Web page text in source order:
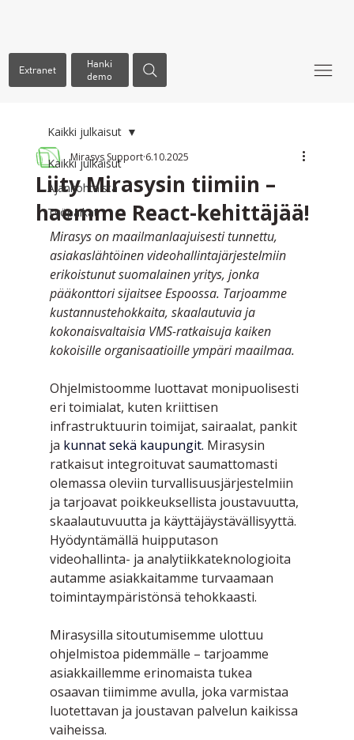
Extranet
Hanki
demo
Kaikki julkaisut
Ajankohtaista
Työpaikat
Kaikki julkaisut
Liity Mirasysin tiimiin –
haemme React-kehittäjää!
Mirasys Support 6.10.2025
Mirasys on maailmanlaajuisesti tunnettu,
asiakaslähtöinen videohallintajärjestelmiin
erikoistunut suomalainen yritys, jonka
pääkonttori sijaitsee Espoossa. Tarjoamme
kustannustehokkaita, skaalautuvia ja
kokonaisvaltaisia VMS-ratkaisuja kaiken
kokoisille organisaatioille ympäri maailmaa.
Ohjelmistoomme luottavat monipuolisesti
eri toimialat, kuten kriittisen
infrastruktuurin toimijat, sairaalat, pankit
ja kunnat sekä kaupungit. Mirasysin
ratkaisut integroituvat saumattomasti
olemassa oleviin turvallisuusjärjestelmiin
ja tarjoavat poikkeuksellista joustavuutta,
skaalautuvuutta ja käyttäjäystävällisyyttä.
Hyödyntämällä huipputason
videohallinta- ja analytiikkateknologioita
autamme asiakkaitamme turvaamaan
toimintaympäristönsä tehokkaasti.
Mirasysilla sitoutumisemme ulottuu
ohjelmistoa pidemmälle – tarjoamme
asiakkaillemme erinomaista tukea
osaavan tiimimme avulla, joka varmistaa
luotettavan ja joustavan palvelun kaikissa
vaiheissa.